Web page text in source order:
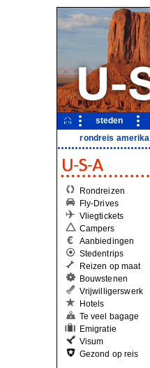
steden
rondreis amerika
Rondreizen
Fly-Drives
Vliegtickets
Campers
Aanbiedingen
Stedentrips
Reizen op maat
Bouwstenen
Vrijwilligerswerk
Hotels
Te veel bagage
Emigratie
Visum
Gezond op reis